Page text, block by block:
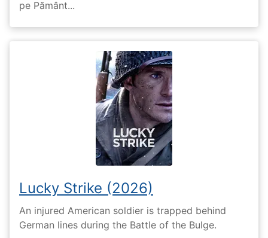
pe Pământ...
Lucky Strike (2026)
An injured American soldier is trapped behind
German lines during the Battle of the Bulge.